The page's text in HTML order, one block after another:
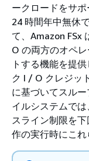
ークロードをサ
24 時間年中無休
て、Amazon FSx
O の両方のオペ
トする機能を提
ク I / O クレジッ
に基づいてスル
イルシステムで
スライン制限を
作の実行時にこれ